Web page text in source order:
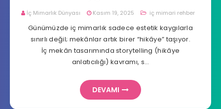
İç Mimarlık Dünyası Kasım 19, 2025 iç mimari rehber
Günümüzde iç mimarlık sadece estetik kaygılarla
sınırlı değil; mekânlar artık birer “hikâye” taşıyor.
İç mekân tasarımında storytelling (hikâye
anlatıcılığı) kavramı, s…
DEVAMI